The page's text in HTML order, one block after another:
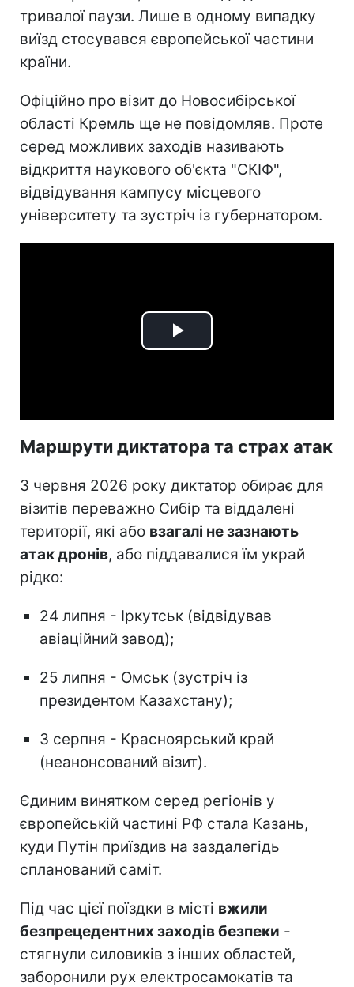
тривалої паузи. Лише в одному випадку
виїзд стосувався європейської частини
країни.
Офіційно про візит до Новосибірської
області Кремль ще не повідомляв. Проте
серед можливих заходів називають
відкриття наукового об'єкта "СКІФ",
відвідування кампусу місцевого
університету та зустріч із губернатором.
Play
Маршрути диктатора та страх атак
З червня 2026 року диктатор обирає для
візитів переважно Сибір та віддалені
території, які або взагалі не зазнають
атак дронів, або піддавалися їм украй
рідко:
24 липня - Іркутськ (відвідував
авіаційний завод);
25 липня - Омськ (зустріч із
президентом Казахстану);
3 серпня - Красноярський край
(неанонсований візит).
Єдиним винятком серед регіонів у
європейській частині РФ стала Казань,
куди Путін приїздив на заздалегідь
спланований саміт.
Під час цієї поїздки в місті вжили
безпрецедентних заходів безпеки -
стягнули силовиків з інших областей,
заборонили рух електросамокатів та